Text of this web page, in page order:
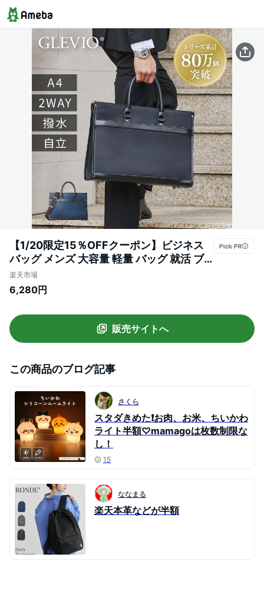
【1/20限定15％OFFクーポン】ビジネス
バッグ メンズ 大容量 軽量 バッグ 就活 ブ
リーフケース 黒 A4収納 PC収納 軽い 出張
丈夫 多機能 防水 撥水 通勤 2way リクルー
楽天市場
6,280円
販売サイトへ
この商品のブログ記事
さくら
スタダきめた❗️お肉、お米、ちいかわ
ライト半額♡mamagoは枚数制限な
し！
15
ななまる
楽天本革などが半額